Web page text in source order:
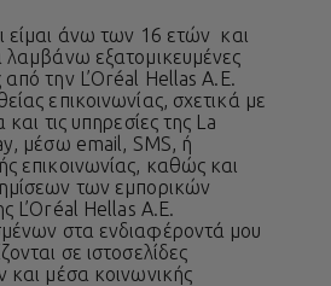
είμαι άνω των 16 ετών και
λαμβάνω εξατομικευμένες
την L’Oréal Hellas A.E.
επικοινωνίας, σχετικά με
τις υπηρεσίες της La
μέσω email, SMS, ή
επικοινωνίας, καθώς και
των εμπορικών
L’Oréal Hellas A.E.
στα ενδιαφέροντά μου
σε ιστοσελίδες
και μέσα κοινωνικής